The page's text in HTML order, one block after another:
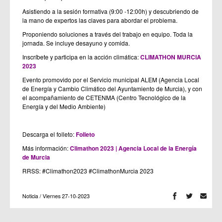
Asistiendo a la sesión formativa (9:00 -12:00h) y descubriendo de
la mano de expertos las claves para abordar el problema.
Proponiendo soluciones a través del trabajo en equipo. Toda la
jornada. Se incluye desayuno y comida.
Inscríbete y participa en la acción climática:CLIMATHON MURCIA
2023
Evento promovido por el Servicio municipal ALEM (Agencia Local
de Energía y Cambio Climático del Ayuntamiento de Murcia), y con
el acompañamiento de CETENMA (Centro Tecnológico de la
Energía y del Medio Ambiente)
Descarga el folleto:Folleto
Más información:Climathon 2023 | Agencia Local de la Energía
de Murcia
RRSS: #Climathon2023 #ClimathonMurcia 2023
Noticia / Viernes 27-10-2023